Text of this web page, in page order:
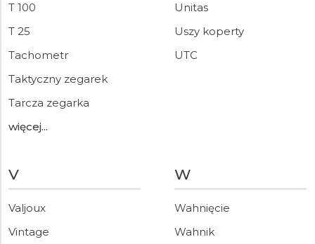
T 100
T 25
Tachometr
Taktyczny zegarek
Tarcza zegarka
więcej...
Unitas
Uszy koperty
UTC
V
Valjoux
Vintage
W
Wahnięcie
Wahnik